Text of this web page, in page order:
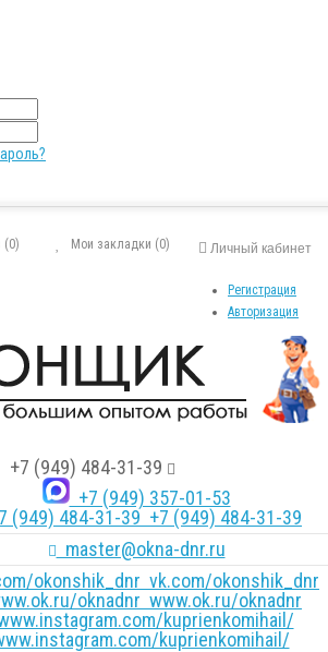
Личный кабинет
Регистрация
Авторизация
Мои закладки (0)
(0)
+7 (949) 484-31-39
+7 (949) 357-01-53
+7 (949) 484-31-39
master@okna-dnr.ru
vk.com/okonshik_dnr
www.ok.ru/oknadnr
kuprienkomihail/